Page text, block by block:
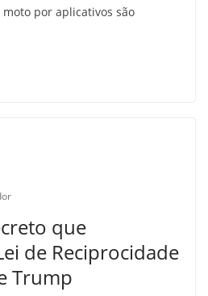
por aplicativos são
que
de Reciprocidade
Trump